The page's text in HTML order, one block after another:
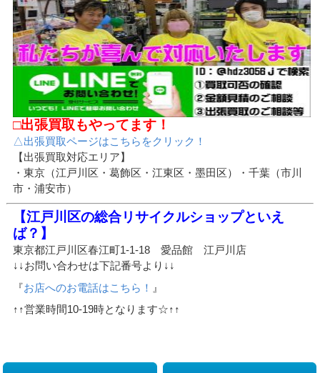
□出張買取もやってます！
△出張買取ページはこちらをクリック！
【出張買取対応エリア】
・東京（江戸川区・葛飾区・江東区・墨田区）・千葉（市川
市・浦安市）
【江戸川区の総合リサイクルショップといえ
ば？】
東京都江戸川区春江町1-1-18 愛品館 江戸川店
↓↓お問い合わせは下記番号より↓↓
『お店へのお電話はこちら！ 』
↑↑営業時間10-19時となります☆↑↑